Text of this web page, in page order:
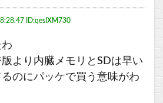
ID:qesIXM730
より内臓メモリとSDは早い
のにパッケで買う意味がわ